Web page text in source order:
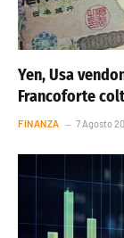
Yen, Usa
Francoforte
FINANZA 7 Agosto